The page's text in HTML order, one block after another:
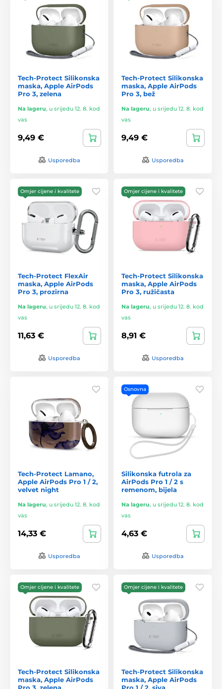
Tech-Protect Silikonska
maska, Apple AirPods
Pro 3, zelena
Na lageru, u srijedu 12. 8. kod
vas
9,49 €
Usporedba
Tech-Protect Silikonska
maska, Apple AirPods
Pro 3, bež
Na lageru, u srijedu 12. 8. kod
vas
9,49 €
Usporedba
Omjer cijene i kvalitete
Tech-Protect FlexAir
maska, Apple AirPods
Pro 3, prozirna
Na lageru, u srijedu 12. 8. kod
vas
11,63 €
Usporedba
Omjer cijene i kvalitete
Tech-Protect Silikonska
maska, Apple AirPods
Pro 3, ružičasta
Na lageru, u srijedu 12. 8. kod
vas
8,91 €
Usporedba
Tech-Protect Lamano,
Apple AirPods Pro 1 / 2,
velvet night
Na lageru, u srijedu 12. 8. kod
vas
14,33 €
Usporedba
Osnovna
Silikonska futrola za
AirPods Pro 1 / 2 s
remenom, bijela
Na lageru, u srijedu 12. 8. kod
vas
4,63 €
Usporedba
Omjer cijene i kvalitete
Tech-Protect Silikonska
maska, Apple AirPods
Pro 3, zelena
Omjer cijene i kvalitete
Tech-Protect Silikonska
maska, Apple AirPods
Pro 1 / 2, siva